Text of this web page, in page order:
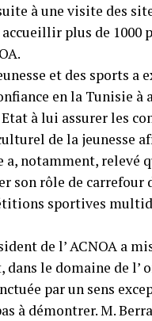
à une visite des
plus de 1000
et des sports a
en la Tunisie
Etat à lui assurer les
de la jeunesse
a, notamment, relevé
son rôle de
sportives
de l’ ACNOA a
le domaine de l’
par un sens
à démontrer. M.